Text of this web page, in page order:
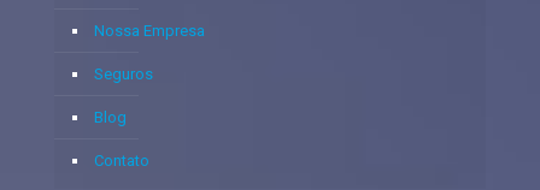
Nossa Empresa
Seguros
Blog
Contato